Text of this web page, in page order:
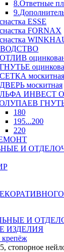
8.Ответные
ESSE
FORNAX
москитная
москитная
ИНВЕСТ
180
195...200
220
И
И
ИЗДЕЛИЯ
стопорное